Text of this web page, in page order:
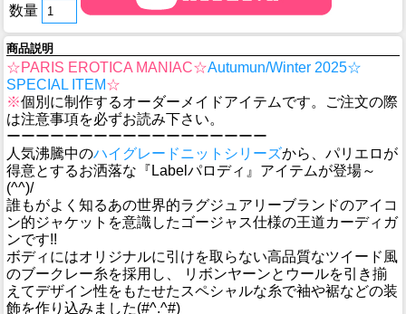
数量
商品説明
☆PARIS EROTICA MANIAC☆Autumun/Winter 2025☆
SPECIAL ITEM☆
※個別に制作するオーダーメイドアイテムです。ご注文の際
は注意事項を必ずお読み下さい。
ーーーーーーーーーーーーーーーーーー
人気沸騰中のハイグレードニットシリーズから、パリエロが
得意とするお洒落な『Labelパロディ』アイテムが登場～
(^^)/
誰もがよく知るあの世界的ラグジュアリーブランドのアイコ
ン的ジャケットを意識したゴージャス仕様の王道カーディガ
ンです!!
ボディにはオリジナルに引けを取らない高品質なツイード風
のブークレー糸を採用し、 リボンヤーンとウールを引き揃
えてデザイン性をもたせたスペシャルな糸で袖や裾などの装
飾を作り込みました(#^.^#)